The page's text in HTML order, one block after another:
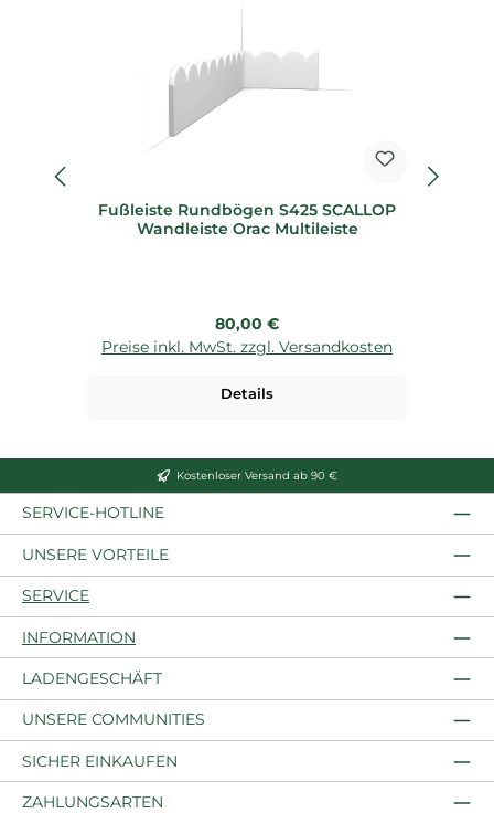
Fußleiste Rundbögen S425 SCALLOP
Wandleiste Orac Multileiste
Regulärer Preis:
80,00 €
Preise inkl. MwSt. zzgl. Versandkosten
Details
Kostenloser Versand ab 90 €
SERVICE-HOTLINE
UNSERE VORTEILE
SERVICE
INFORMATION
LADENGESCHÄFT
UNSERE COMMUNITIES
SICHER EINKAUFEN
ZAHLUNGSARTEN